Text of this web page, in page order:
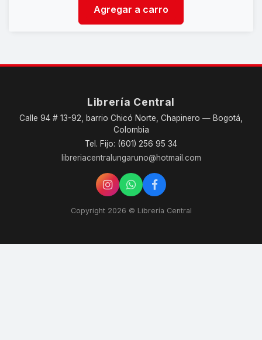
Agregar a carro
Librería Central
Calle 94 # 13-92, barrio Chicó Norte, Chapinero — Bogotá,
Colombia
Tel. Fijo: (601) 256 95 34
libreriacentralungaruno@hotmail.com
Copyright 2026 © Librería Central